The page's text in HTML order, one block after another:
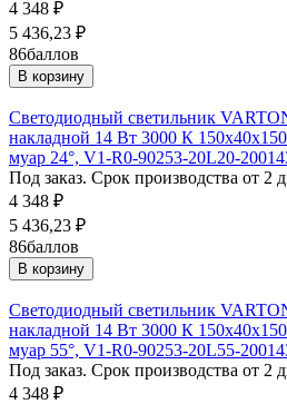
4 348 ₽
5 436,23 ₽
86баллов
В корзину
Светодиодный светильник
накладной 14 Вт 3000 К
муар 24°, V1-R0-90253-20L20-
Под заказ. Срок производства от 2
4 348 ₽
5 436,23 ₽
86баллов
В корзину
Светодиодный светильник
накладной 14 Вт 3000 К
муар 55°, V1-R0-90253-20L55-
Под заказ. Срок производства от 2
4 348 ₽